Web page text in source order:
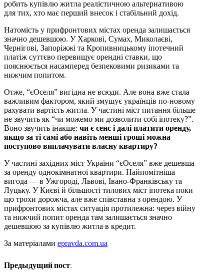
робить купівлю житла реалістичною альтернативою
для тих, хто має перший внесок і стабільний дохід.
Натомість у прифронтових містах оренда залишається
значно дешевшою. У Харкові, Сумах, Миколаєві,
Чернігові, Запоріжжі та Кропивницькому іпотечний
платіж суттєво перевищує орендні ставки, що
пояснюється насамперед безпековими ризиками та
нижчим попитом.
Отже, “єОселя” вигідна не всюди. Але вона вже стала
важливим фактором, який змушує українців по-новому
рахувати вартість житла. У частині міст питання більше
не звучить як “чи можемо ми дозволити собі іпотеку?”.
Воно звучить інакше: чи є сенс і далі платити оренду,
якщо за ті самі або навіть менші гроші можна
поступово виплачувати власну квартиру?
У частині західних міст України “єОселя” вже дешевша
за оренду однокімнатної квартири. Найпомітніша
вигода — в Ужгороді, Львові, Івано-Франківську та
Луцьку. У Києві й більшості тилових міст іпотека поки
що трохи дорожча, але вже співставна з орендою. У
прифронтових містах ситуація протилежна: через війну
та нижчий попит оренда там залишається значно
дешевшою за купівлю житла в кредит.
За матеріалами epravda.com.ua
Предыдущий пост: